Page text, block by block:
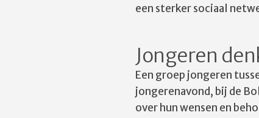
een sterker sociaal
Jongeren
Een groep jongeren
jongerenavond, bij de
over hun wensen en